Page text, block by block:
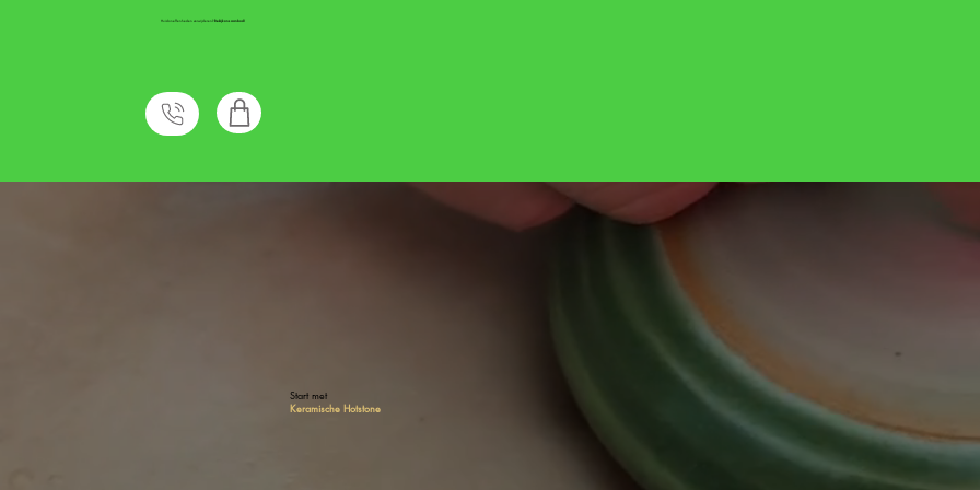
Huidoneffenheden verwijderen?Bekijk ons aanbod!
Start met
Keramische Hotstone